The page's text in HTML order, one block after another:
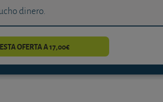
dinero.
OFERTA A 17,00€